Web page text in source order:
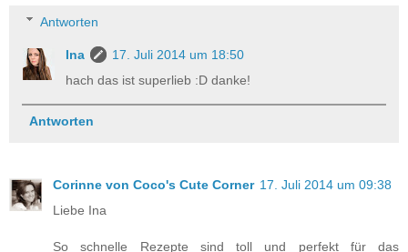
Antworten
Ina
17. Juli 2014 um 18:50
hach das ist superlieb :D danke!
Antworten
Corinne von Coco's Cute Corner 17. Juli 2014 um 09:38
Liebe Ina
So schnelle Rezepte sind toll und perfekt für das